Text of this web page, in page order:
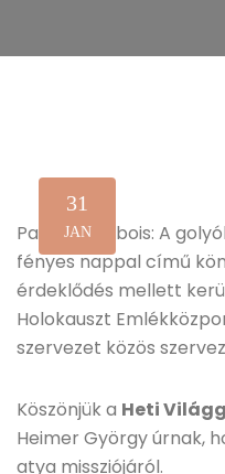
31
JAN
Patrick Desbois: A
fényes nappal című
érdeklődés mellett
Holokauszt
szervezet közös
Köszönjük a Heti
Heimer György úrnak,
atya missziójáról.